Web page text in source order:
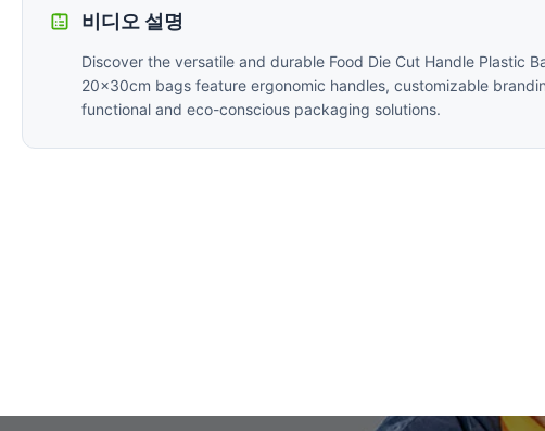
비디오 설명
Discover the versatile and durable Food Die Cut Handle Plastic
20x30cm bags feature ergonomic handles, customizable
functional and eco-conscious packaging solutions.